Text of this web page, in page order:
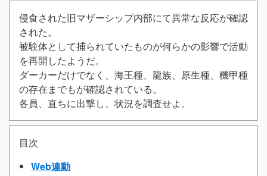
侵食された旧マザーシップ内部にて異常な反応が確認
された。
被験体として捕られていたものが何らかの影響で活動
を再開したようだ。
ダーカーだけでなく、海王種、龍族、原生種、機甲種
の存在までもが確認されている。
各員、直ちに出撃し、状況を調査せよ。
目次
Web連動